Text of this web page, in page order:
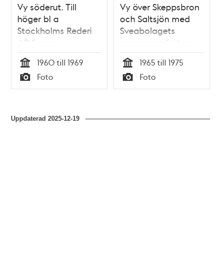
Vy söderut. Till
höger bl a
Stockholms Rederi
AB Sveas
huvudkontor vid
Skeppsbron 28.
Tid
1960 till 1969
Typ
Foto
Vy över Skeppsbron
och Saltsjön med
Sveabolagets
passagerarfartyg
Svea Jarl.
Tid
1965 till 1975
Typ
Foto
Uppdaterad2025-12-19